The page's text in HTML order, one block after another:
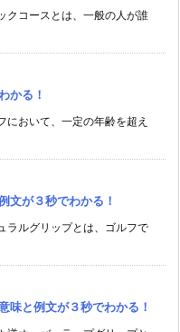
クコースとは、一般の人が誰
かる！
において、一定の年齢を超え
文が３秒でわかる！
ラルグリップとは、ゴルフで
味と例文が３秒でわかる！